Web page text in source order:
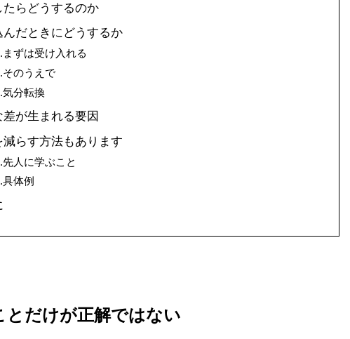
たらどうするのか
んだときにどうするか
まずは受け入れる
そのうえで
気分転換
が生まれる要因
減らす方法もあります
先人に学ぶこと
具体例
とだけが正解ではない